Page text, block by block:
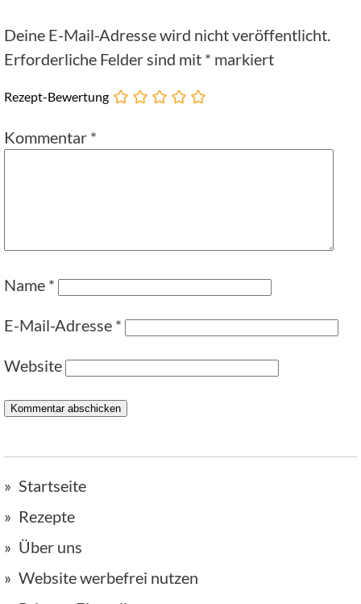
Deine E-Mail-Adresse wird nicht veröffentlicht.
Erforderliche Felder sind mit * markiert
Rezept-Bewertung
Kommentar *
Name *
E-Mail-Adresse *
Website
Startseite
Rezepte
Über uns
Website werbefrei nutzen